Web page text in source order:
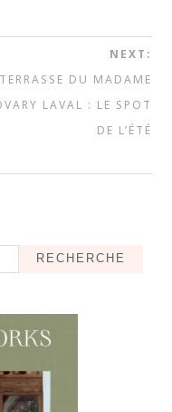
NEXT:
DU MADAME
LAVAL : LE SPOT
DE L’ÉTÉ
RECHERCHE